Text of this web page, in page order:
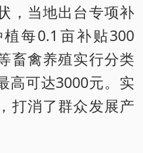
，当地出台专项补
每0.1亩补贴300
畜禽养殖实行分类
高可达3000元。实
打消了群众发展产